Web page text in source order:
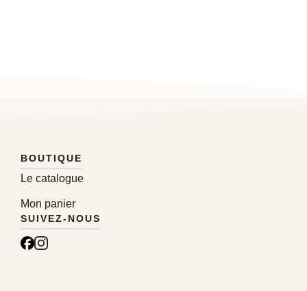
BOUTIQUE
Le catalogue
Mon panier
SUIVEZ-NOUS